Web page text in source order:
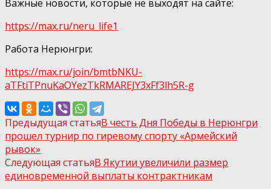
Важные новости, которые не выходят на сайте:
https://max.ru/neru_life1
Работа Нерюнгри:
https://max.ru/join/bmtbNKU-
aTFtiTPnuKaOYezTkRMAREJY3xFf3lh5R-g
Предыдущая статьяВ честь Дня Победы в Нерюнгри
прошел турнир по гиревому спорту «Армейский
рывок»
Следующая статьяВ Якутии увеличили размер
единовременной выплаты контрактникам